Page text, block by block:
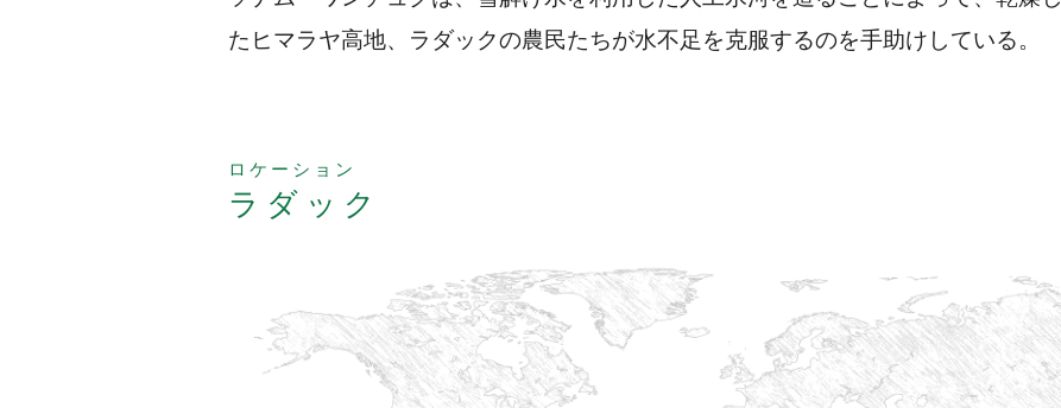
たヒマラヤ高地、ラダックの農民たちが水不足を克服するのを手助けしている。
ロケーション
ラダック